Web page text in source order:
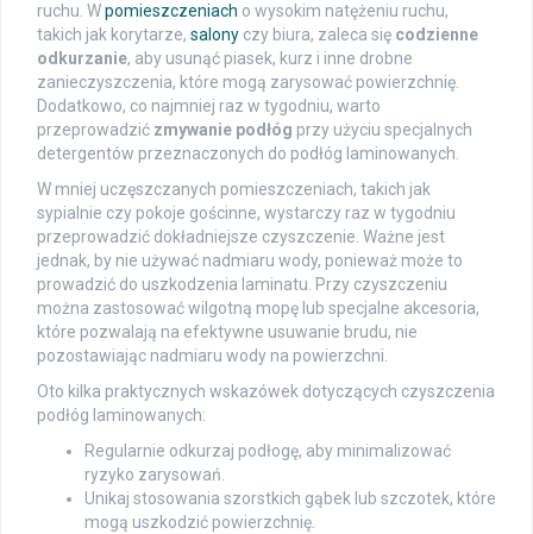
ruchu. Wpomieszczeniach o wysokim natężeniu ruchu,
takich jak korytarze, salony czy biura, zaleca się codzienne
odkurzanie, aby usunąć piasek, kurz i inne drobne
zanieczyszczenia, które mogą zarysować powierzchnię.
Dodatkowo, co najmniej raz w tygodniu, warto
przeprowadzić zmywanie podłóg przy użyciu specjalnych
detergentów przeznaczonych do podłóg laminowanych.
W mniej uczęszczanych pomieszczeniach, takich jak
sypialnie czy pokoje gościnne, wystarczy raz w tygodniu
przeprowadzić dokładniejsze czyszczenie. Ważne jest
jednak, by nie używać nadmiaru wody, ponieważ może to
prowadzić do uszkodzenia laminatu. Przy czyszczeniu
można zastosować wilgotną mopę lub specjalne akcesoria,
które pozwalają na efektywne usuwanie brudu, nie
pozostawiając nadmiaru wody na powierzchni.
Oto kilka praktycznych wskazówek dotyczących czyszczenia
podłóg laminowanych:
Regularnie odkurzaj podłogę, aby minimalizować
ryzyko zarysowań.
Unikaj stosowania szorstkich gąbek lub szczotek, które
mogą uszkodzić powierzchnię.